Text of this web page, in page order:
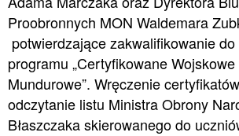
Proobronnych MON Waldemara
potwierdzające zakwalifikowanie
programu „Certyfikowane
Mundurowe”. Wręczenie
odczytanie listu Ministra Obrony
Błaszczaka skierowanego do